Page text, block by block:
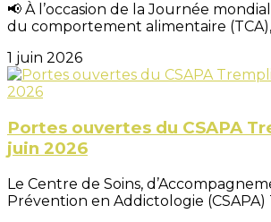
📢 À l’occasion de la Journée
du comportement alimentaire (TCA),
1 juin 2026
Portes ouvertes du CSAPA
juin 2026
Le Centre de Soins,
Prévention en Addictologie (CSAPA)